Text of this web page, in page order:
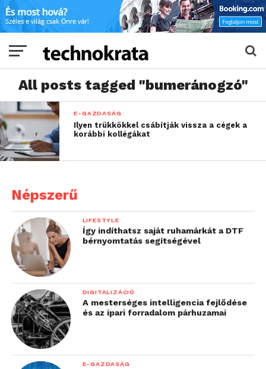
All posts tagged "bumeránogzó"
E-GAZDASÁG
Ilyen trükkökkel csábítják vissza a cégek a
korábbi kollégákat
Népszerű
LIFESTYLE
Így indíthatsz saját ruhamárkát a DTF
bérnyomtatás segítségével
DIGITALIZÁCIÓ
A mesterséges intelligencia fejlődése
és az ipari forradalom párhuzamai
E-GAZDASÁG